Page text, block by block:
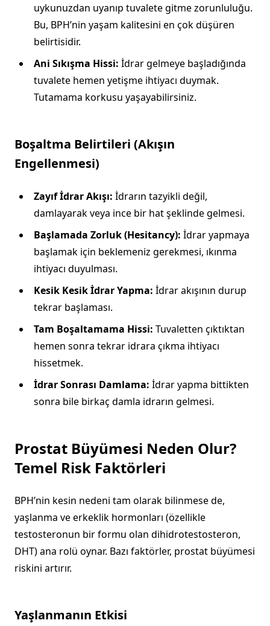
uykunuzdan uyanıp tuvalete gitme zorunluluğu.
Bu, BPH’nin yaşam kalitesini en çok düşüren
belirtisidir.
Ani Sıkışma Hissi: İdrar gelmeye başladığında
tuvalete hemen yetişme ihtiyacı duymak.
Tutamama korkusu yaşayabilirsiniz.
Boşaltma Belirtileri (Akışın
Engellenmesi)
Zayıf İdrar Akışı: İdrarın tazyikli değil,
damlayarak veya ince bir hat şeklinde gelmesi.
Başlamada Zorluk (Hesitancy): İdrar yapmaya
başlamak için beklemeniz gerekmesi, ıkınma
ihtiyacı duyulması.
Kesik Kesik İdrar Yapma: İdrar akışının durup
tekrar başlaması.
Tam Boşaltamama Hissi: Tuvaletten çıktıktan
hemen sonra tekrar idrara çıkma ihtiyacı
hissetmek.
İdrar Sonrası Damlama: İdrar yapma bittikten
sonra bile birkaç damla idrarın gelmesi.
Prostat Büyümesi Neden Olur?
Temel Risk Faktörleri
BPH’nin kesin nedeni tam olarak bilinmese de,
yaşlanma ve erkeklik hormonları (özellikle
testosteronun bir formu olan dihidrotestosteron,
DHT) ana rolü oynar. Bazı faktörler, prostat büyümesi
riskini artırır.
Yaşlanmanın Etkisi